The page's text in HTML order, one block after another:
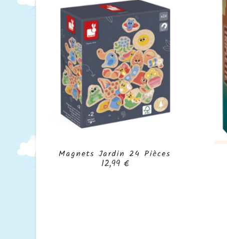
Magnets Jardin 24 Pièces
Prix
12,99 €